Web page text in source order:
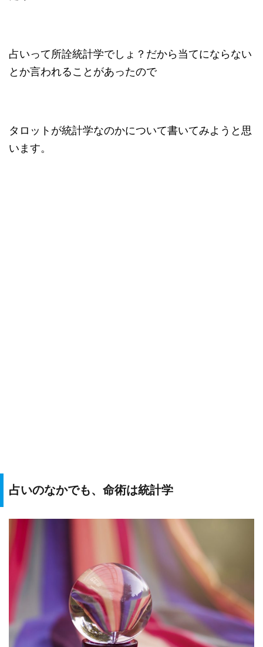
占いって所詮統計学でしょ？だから当てにならない
とか言われることがあったので
タロットが統計学なのかについて書いてみようと思
います。
占いのなかでも、命術は統計学